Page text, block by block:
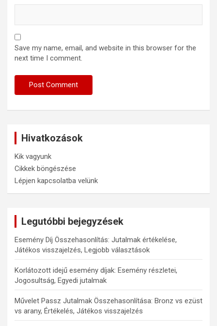
Save my name, email, and website in this browser for the
next time I comment.
Hivatkozások
Kik vagyunk
Cikkek böngészése
Lépjen kapcsolatba velünk
Legutóbbi bejegyzések
Esemény Díj Összehasonlítás: Jutalmak értékelése,
Játékos visszajelzés, Legjobb választások
Korlátozott idejű esemény díjak: Esemény részletei,
Jogosultság, Egyedi jutalmak
Művelet Passz Jutalmak Összehasonlítása: Bronz vs ezüst
vs arany, Értékelés, Játékos visszajelzés